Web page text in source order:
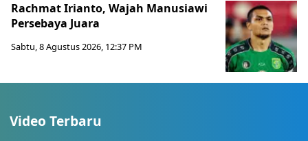
Rachmat Irianto, Wajah Manusiawi
Persebaya Juara
Sabtu, 8 Agustus 2026, 12:37 PM
Video Terbaru